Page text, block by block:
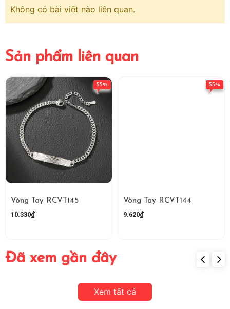
Không có bài viết nào liên quan.
Sản phẩm liên quan
55%
Vòng Tay RCVT145
10.330₫
55%
Vòng Tay RCVT144
9.620₫
Đã xem gần đây
Xem tất cả